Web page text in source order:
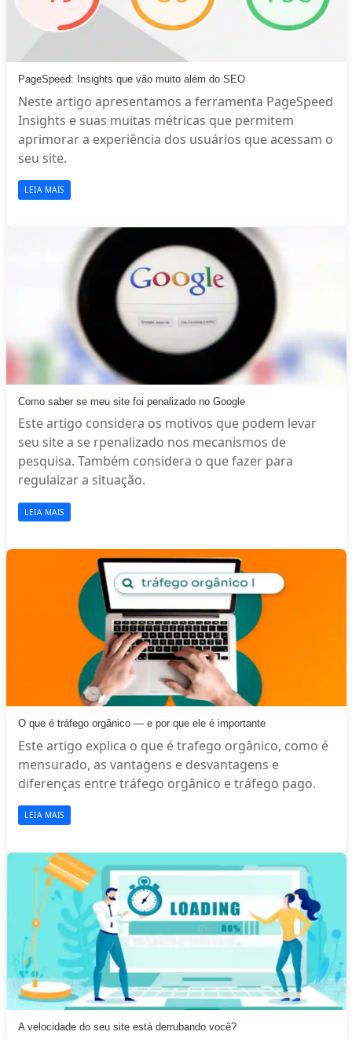
PageSpeed: Insights que vão muito além do SEO
Neste artigo apresentamos a ferramenta PageSpeed
Insights e suas muitas métricas que permitem
aprimorar a experiência dos usuários que acessam o
seu site.
LEIA MAIS
Como saber se meu site foi penalizado no Google
Este artigo considera os motivos que podem levar
seu site a se rpenalizado nos mecanismos de
pesquisa. Também considera o que fazer para
regulaizar a situação.
LEIA MAIS
O que é tráfego orgânico — e por que ele é importante
Este artigo explica o que é trafego orgânico, como é
mensurado, as vantagens e desvantagens e
diferenças entre tráfego orgânico e tráfego pago.
LEIA MAIS
A velocidade do seu site está derrubando você?